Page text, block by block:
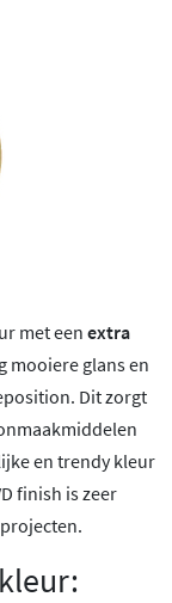
met een extra
mooiere glans en
Dit zorgt
en trendy kleur
finish is zeer